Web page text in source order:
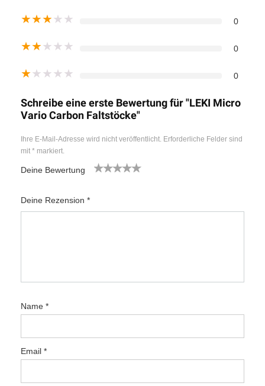
★★★★★ 0
★★★★★ 0
★★★★★ 0
Schreibe eine erste Bewertung für "LEKI Micro
Vario Carbon Faltstöcke"
Ihre E-Mail-Adresse wird nicht veröffentlicht. Erforderliche Felder sind
mit * markiert.
Deine Bewertung
Deine Rezension *
Name *
Email *